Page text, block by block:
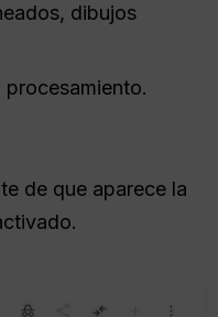
dibujos
de que aparece la